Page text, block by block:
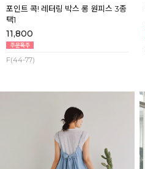
포인트 콕! 레터링 박스 롱 원피스 3종
택1
11,800
F(44-77)